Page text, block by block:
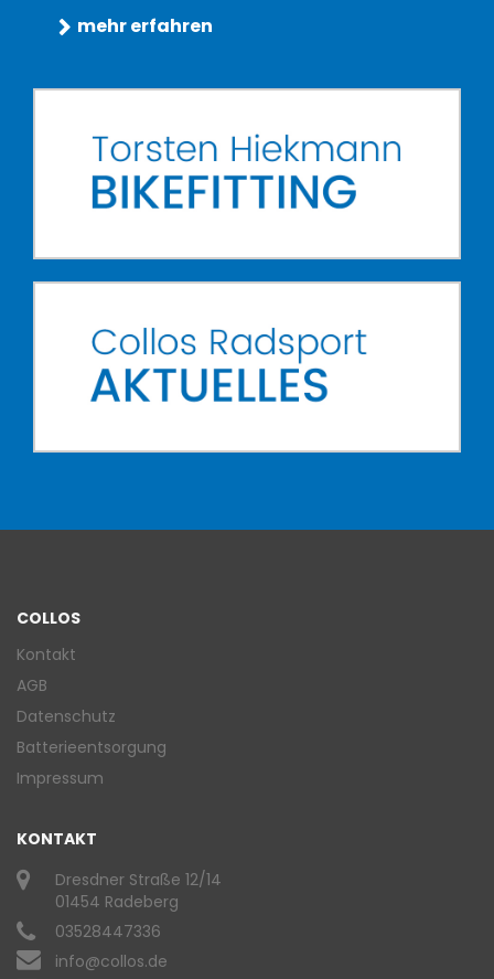
mehr erfahren
COLLOS
Kontakt
AGB
Datenschutz
Batterieentsorgung
Impressum
KONTAKT
Dresdner Straße 12/14
01454 Radeberg
03528447336
info@collos.de